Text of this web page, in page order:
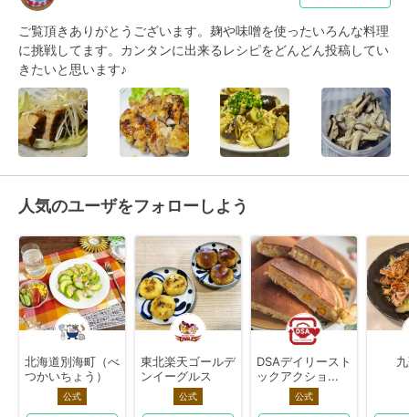
ご覧頂きありがとうございます。麹や味噌を使ったいろんな料理
に挑戦してます。カンタンに出来るレシピをどんどん投稿してい
きたいと思います♪
人気のユーザをフォローしよう
北海道別海町（べ
つかいちょう）
公式
東北楽天ゴールデ
ンイーグルス
公式
DSAデイリースト
ックアクショ...
公式